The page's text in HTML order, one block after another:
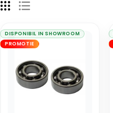
DISPONIBIL IN SHOWROOM
PROMOTIE